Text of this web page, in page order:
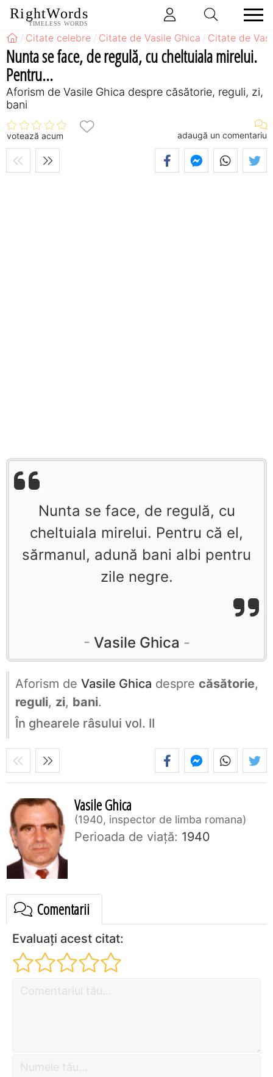
RightWords
TIMELESS WORDS
Citate celebre Citate de Vasile Ghica Citate de
Nunta se face, de regulă, cu cheltuiala mirelui.
Pentru...
Aforism de Vasile Ghica despre căsătorie, reguli, zi,
bani
votează acum adaugă un comentariu
Nunta se face, de regulă, cu
cheltuiala mirelui. Pentru că el,
sărmanul, adună bani albi pentru
zile negre.
Vasile Ghica
Aforism de Vasile Ghica despre căsătorie,
reguli, zi, bani.
În ghearele râsului vol. II
Vasile Ghica
1940, inspector de limba romana
Perioada de viaţă: 1940
Comentarii
Evaluați acest citat: